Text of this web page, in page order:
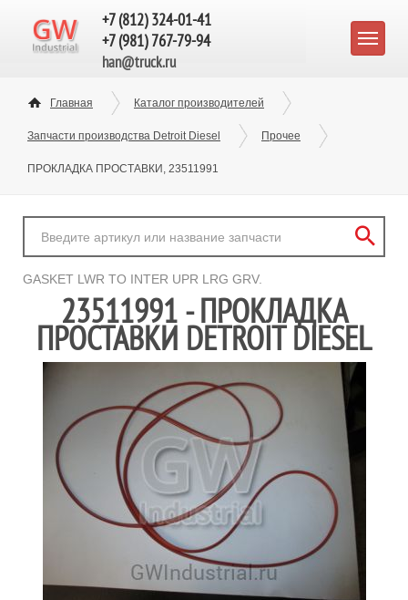
+7 (812) 324-01-41
+7 (981) 767-79-94
han@truck.ru
Главная Каталог производителей
Запчасти производства Detroit Diesel Прочее
ПРОКЛАДКА ПРОСТАВКИ, 23511991
GASKET LWR TO INTER UPR LRG GRV.
23511991 - ПРОКЛАДКА
ПРОСТАВКИ DETROIT DIESEL